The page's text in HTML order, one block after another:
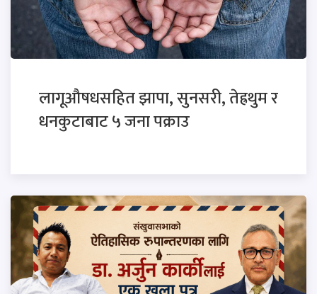
लागूऔषधसहित झापा, सुनसरी, तेह्रथुम र
धनकुटाबाट ५ जना पक्राउ